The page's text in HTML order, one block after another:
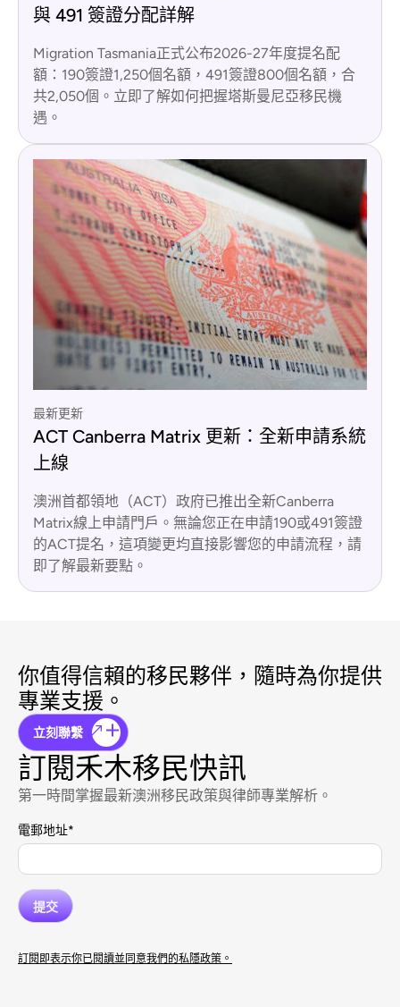
與 491 簽證分配詳解
Migration Tasmania正式公布2026-27年度提名配
額：190簽證1,250個名額，491簽證800個名額，合
共2,050個。立即了解如何把握塔斯曼尼亞移民機
遇。
最新更新
ACT Canberra Matrix 更新：全新申請系統
上線
澳洲首都領地（ACT）政府已推出全新Canberra
Matrix線上申請門戶。無論您正在申請190或491簽證
的ACT提名，這項變更均直接影響您的申請流程，請
即了解最新要點。
你值得信賴的移民夥伴，隨時為你提供
專業支援。
立刻聯繫
訂閱禾木移民快訊
第一時間掌握最新澳洲移民政策與律師專業解析。
電郵地址*
訂閱即表示你已閱讀並同意我們的私隱政策。